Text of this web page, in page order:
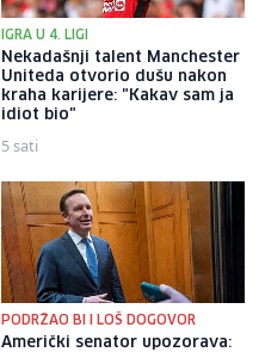
IGRA U 4. LIGI
Nekadašnji talent Manchester
Uniteda otvorio dušu nakon
kraha karijere: "Kakav sam ja
idiot bio"
5 sati
PODRŽAO BI I LOŠ DOGOVOR
Američki senator upozorava: